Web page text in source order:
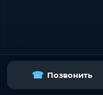
☎ Позвонить